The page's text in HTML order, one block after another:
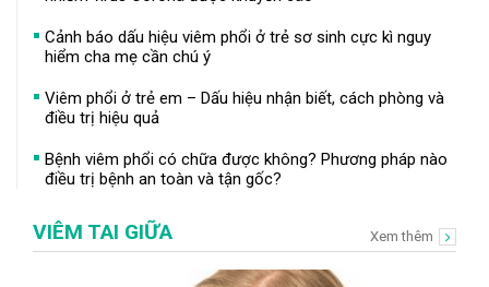
Cảnh báo dấu hiệu viêm phổi ở trẻ sơ sinh cực kì nguy
hiểm cha mẹ cần chú ý
Viêm phổi ở trẻ em – Dấu hiệu nhận biết, cách phòng và
điều trị hiệu quả
Bệnh viêm phổi có chữa được không? Phương pháp nào
điều trị bệnh an toàn và tận gốc?
VIÊM TAI GIỮA Xem thêm